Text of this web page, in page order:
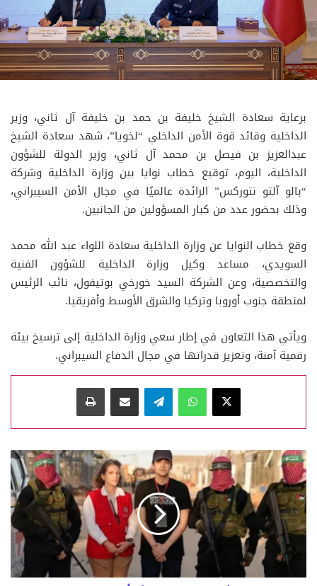
برعاية سعادة الشيخ خليفة بن حمد بن خليفة آل ثاني، وزير
الداخلية وقائد قوة الأمن الداخلي “لخويا”، شهد سعادة الشيخ
عبدالعزيز بن فيصل بن محمد آل ثاني، وزير الدولة للشؤون
الداخلية، اليوم، توقيع خطاب نوايا بين وزارة الداخلية وشركة
“بالو آلتو نتوركس” الرائدة عالميًا في مجال الأمن السيبراني،
وذلك بحضور عدد من كبار المسؤولين من الجانبين.
‏وقع خطاب النوايا عن وزارة الداخلية سعادة اللواء عبد الله محمد
السويدي، مساعد وكيل وزارة الداخلية للشؤون الفنية
والتخصصية، وعن الشركة السيد خورخي بوتيفول، نائب الرئيس
لمنطقة جنوب أوروبا وتركيا والشرق الأوسط وأفريقيا.
‏ويأتي هذا التعاون في إطار سعي وزارة الداخلية إلى ترسيخ بيئة
رقمية آمنة، وتعزيز قدراتها في مجال الدفاع السيبراني.
‫X
واتسابتيلقراممشاركة عبر البريد طباعة
الجزيرة
:
الجيش
الإسرائيلي
يتسلّم
ألكسندر
وعائلته
تؤكد:
سيسافر